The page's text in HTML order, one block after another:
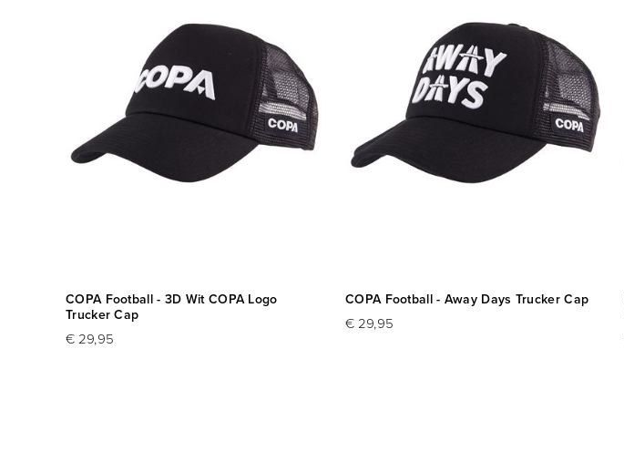
COPA Football - 3D Wit COPA Logo
Trucker Cap
€ 29,95
COPA Football - Away Days Trucker Cap
€ 29,95